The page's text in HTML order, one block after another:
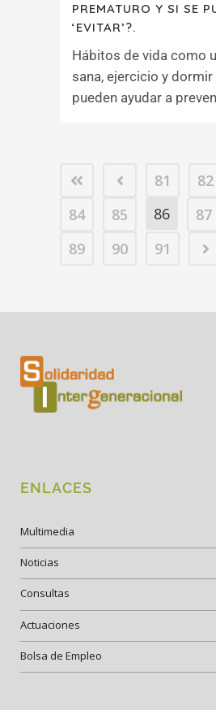
PREMATURO Y SI SE
‘EVITAR’?.
Hábitos de vida como
sana, ejercicio y
pueden ayudar a
81 82
84
85 86 87
89
90 91
ENLACES
Multimedia
Noticias
Consultas
Actuaciones
Bolsa de Empleo